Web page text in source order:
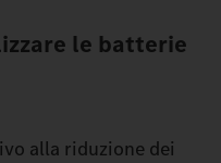
le batterie
alla riduzione dei